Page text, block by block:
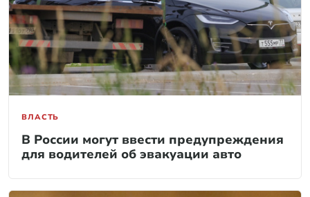
ВЛАСТЬ
В России могут ввести предупреждения
для водителей об эвакуации авто